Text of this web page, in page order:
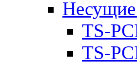
TS-
TS-